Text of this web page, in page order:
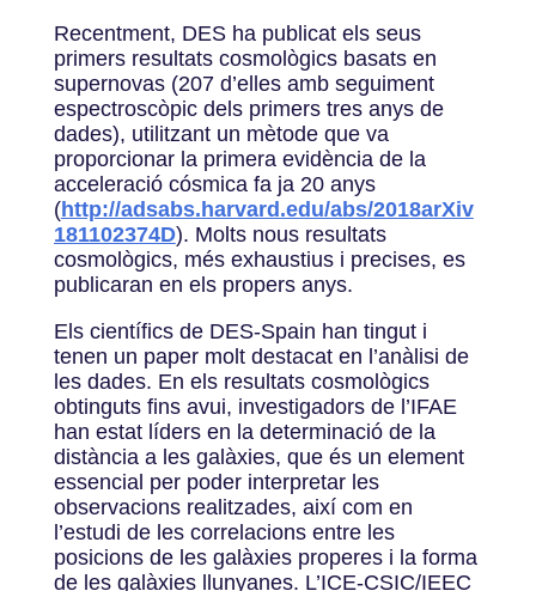
Recentment, DES ha publicat els seus
primers resultats cosmològics basats en
supernovas (207 d’elles amb seguiment
espectroscòpic dels primers tres anys de
dades), utilitzant un mètode que va
proporcionar la primera evidència de la
acceleració cósmica fa ja 20 anys
(http://adsabs.harvard.edu/abs/2018arXiv
181102374D). Molts nous resultats
cosmològics, més exhaustius i precises, es
publicaran en els propers anys.
Els científics de DES-Spain han tingut i
tenen un paper molt destacat en l’anàlisi de
les dades. En els resultats cosmològics
obtinguts fins avui, investigadors de l’IFAE
han estat líders en la determinació de la
distància a les galàxies, que és un element
essencial per poder interpretar les
observacions realitzades, així com en
l’estudi de les correlacions entre les
posicions de les galàxies properes i la forma
de les galàxies llunyanes. L’ICE-CSIC/IEEC